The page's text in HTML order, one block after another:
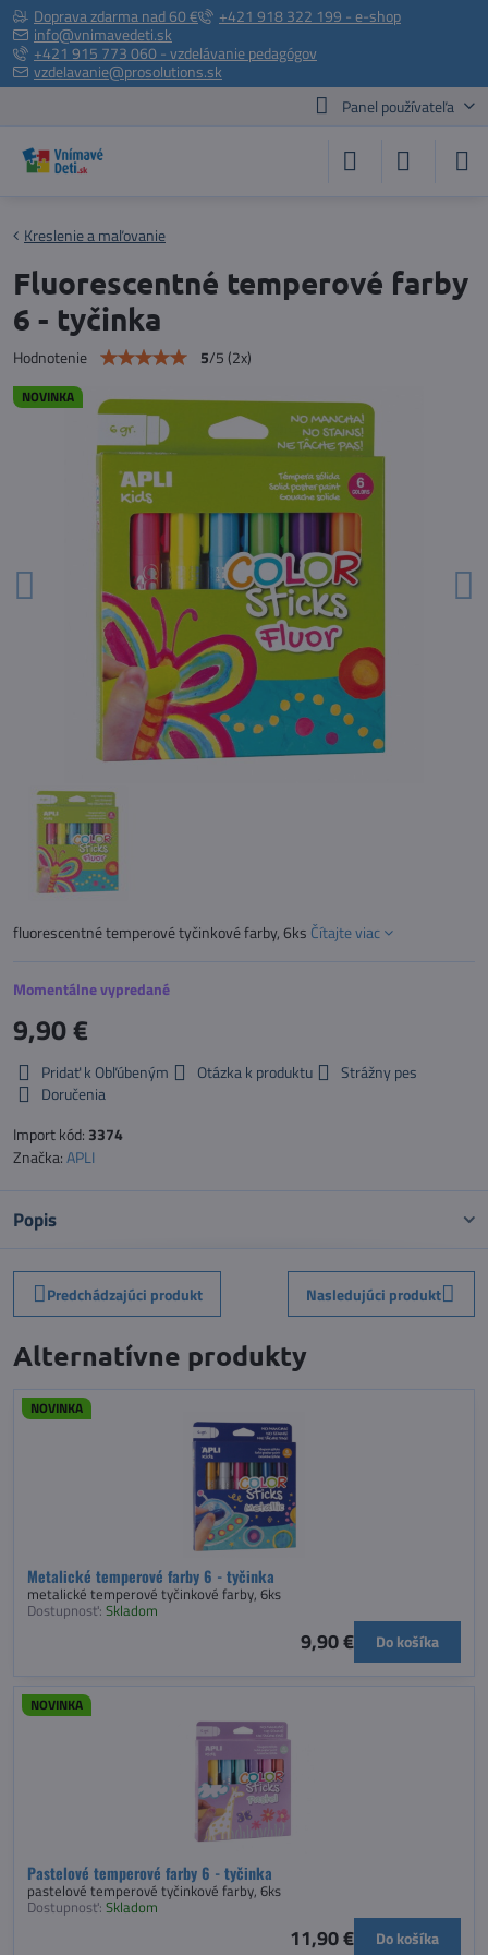
Doprava zdarma nad 60 €
+421 918 322 199 - e-shop
info@vnimavedeti.sk
+421 915 773 060 - vzdelávanie pedagógov
vzdelavanie@prosolutions.sk
Panel používateľa
NOVINKA
Kreslenie a maľovanie
Fluorescentné temperové farby
6 - tyčinka
Hodnotenie 5/5(2x)
fluorescentné temperové tyčinkové farby, 6ks Čítajte viac
Momentálne vypredané
9,90 €
Pridať k Obľúbeným Otázka k produktu
Strážny pes
Doručenia
Import kód: 3374
Značka:APLI
Popis
Predchádzajúci produkt Nasledujúci produkt
Alternatívne produkty
Metalické temperové farby 6 - tyčinka
NOVINKA
metalické temperové tyčinkové farby, 6ks
Dostupnosť: Skladom
9,90 € Do košíka
Pastelové temperové farby 6 - tyčinka
NOVINKA
pastelové temperové tyčinkové farby, 6ks
Dostupnosť: Skladom
11,90 € Do košíka